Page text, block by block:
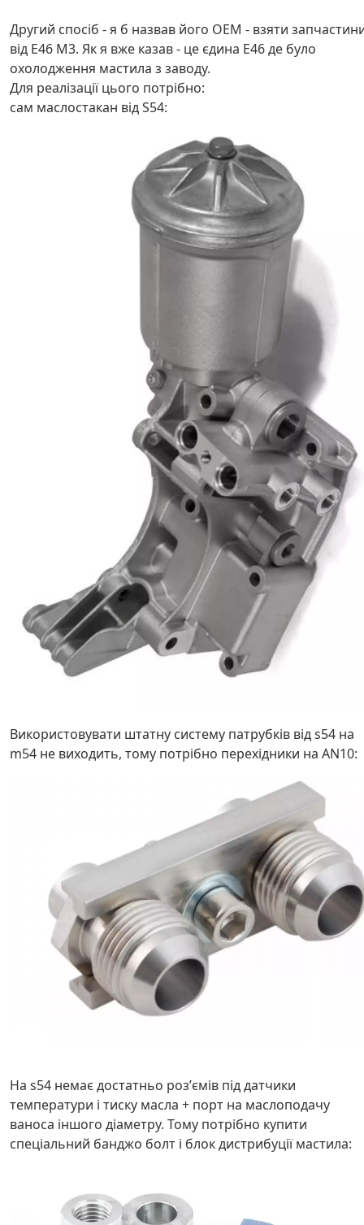
Другий спосіб - я б назвав його ОЕМ - взяти
від E46 M3. Як я вже казав - це єдина E46 де було
охолодження мастила з заводу.
Для реалізації цього потрібно:
сам маслостакан від S54:
Використовувати штатну систему патрубків від s54 на
m54 не виходить, тому потрібно перехідники на AN10:
На s54 немає достатньо розʼємів під датчики
температури і тиску масла + порт на маслоподачу
ваноса іншого діаметру. Тому потрібно купити
спеціальний банджо болт і блок дистрибуції мастила: